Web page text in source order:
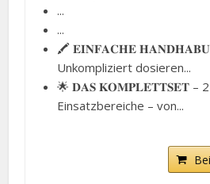
...
...
🖍️ 𝐄𝐈𝐍𝐅𝐀𝐂𝐇𝐄
Unkompliziert dosieren...
🌟 𝐃𝐀𝐒 𝐊𝐎𝐌𝐏𝐋𝐄𝐓𝐓𝐒𝐄𝐓 –
Einsatzbereiche – von...